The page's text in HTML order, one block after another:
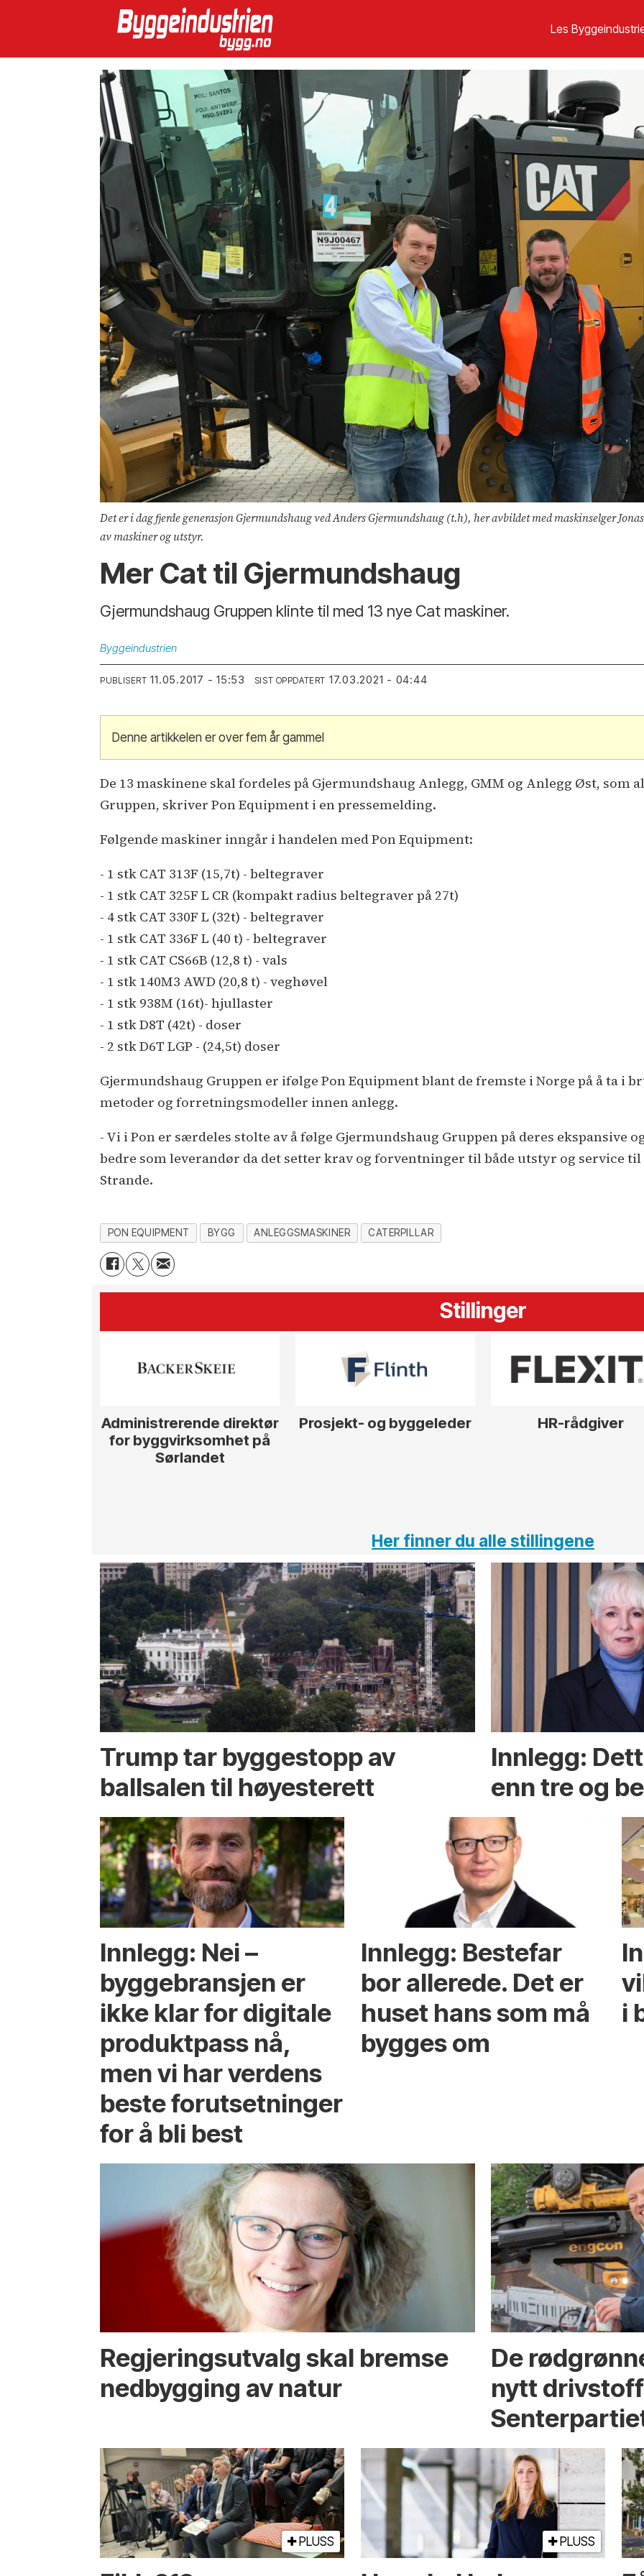
Les
Det er i dag fjerde generasjon Gjermundshaug ved Anders Gjermundshaug (t.h), her avbildet med maskinselger
av maskiner og utstyr.
Mer Cat til Gjermundshaug
Gjermundshaug Gruppen klinte til med 13 nye Cat maskiner.
Byggeindustrien
PUBLISERT 11.05.2017 - 15:53 SIST OPPDATERT 17.03.2021 - 04:44
Denne artikkelen er over fem år gammel
De 13 maskinene skal fordeles på Gjermundshaug Anlegg, GMM og Anlegg Øst, som
Gruppen, skriver Pon Equipment i en pressemelding.
Følgende maskiner inngår i handelen med Pon Equipment:
- 1 stk CAT 313F (15,7t) - beltegraver
- 1 stk CAT 325F L CR (kompakt radius beltegraver på 27t)
- 4 stk CAT 330F L (32t) - beltegraver
- 1 stk CAT 336F L (40 t) - beltegraver
- 1 stk CAT CS66B (12,8 t) - vals
- 1 stk 140M3 AWD (20,8 t) - veghøvel
- 1 stk 938M (16t)- hjullaster
- 1 stk D8T (42t) - doser
- 2 stk D6T LGP - (24,5t) doser
Gjermundshaug Gruppen er ifølge Pon Equipment blant de fremste i Norge på å ta i
metoder og forretningsmodeller innen anlegg.
- Vi i Pon er særdeles stolte av å følge Gjermundshaug Gruppen på deres ekspansive
bedre som leverandør da det setter krav og forventninger til både utstyr og service til
Strande.
PON EQUIPMENT BYGG ANLEGGSMASKINER CATERPILLAR
Stillinger
Administrerende direktør
for byggvirksomhet på
Sørlandet
Prosjekt- og byggeleder HR-rådgiver
Her finner du alle stillingene
Trump tar byggestopp av
ballsalen til høyesterett
Innlegg:
enn tre og
Innlegg: Nei –
byggebransjen er
ikke klar for digitale
produktpass nå,
men vi har verdens
beste forutsetninger
for å bli best
Innlegg: Bestefar
bor allerede. Det er
huset hans som må
bygges om
i
Regjerings­utvalg skal bremse
ned­bygging av natur
De
nytt
PLUSS PLUSS